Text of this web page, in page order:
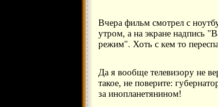
Вчера фильм смотрел с
утром, а на экране надпись
режим". Хоть с кем то
Да я вообще телевизору не
такое, не поверите:
за инопланетянином!